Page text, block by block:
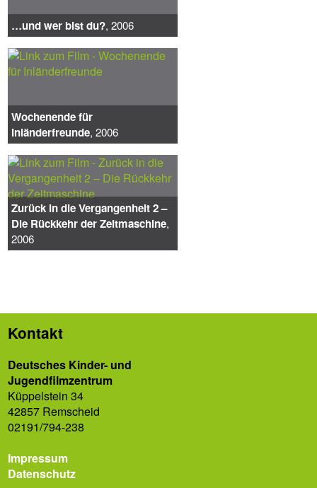
…und wer bist du?, 2006
Wochenende für
Inländerfreunde, 2006
Zurück in die Vergangenheit 2 –
Die Rückkehr der Zeitmaschine,
2006
Kontakt
Deutsches Kinder- und
Jugendfilmzentrum
Küppelstein 34
42857 Remscheid
02191/794-238
Impressum
Datenschutz